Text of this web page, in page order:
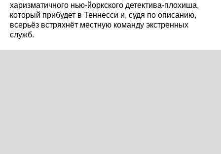
харизматичного нью-йоркского детектива-плохиша,
который прибудет в Теннесси и, судя по описанию,
всерьёз встряхнёт местную команду экстренных
служб.